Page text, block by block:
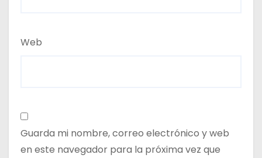
Web
Guarda mi nombre, correo electrónico y web
en este navegador para la próxima vez que